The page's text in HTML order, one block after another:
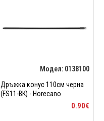
Модел: 0138100
Дръжка конус 110см черна
(FS11-BK) - Horecano
0.90€